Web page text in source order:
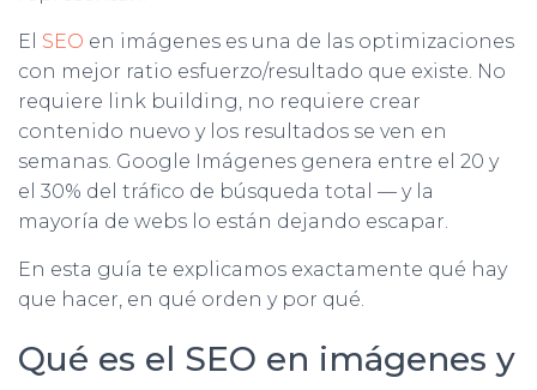
El SEO en imágenes es una de las optimizaciones
con mejor ratio esfuerzo/resultado que existe. No
requiere link building, no requiere crear
contenido nuevo y los resultados se ven en
semanas. Google Imágenes genera entre el 20 y
el 30% del tráfico de búsqueda total — y la
mayoría de webs lo están dejando escapar.
En esta guía te explicamos exactamente qué hay
que hacer, en qué orden y por qué.
Qué es el SEO en imágenes y